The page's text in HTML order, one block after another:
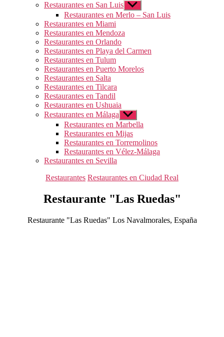
Restaurantes en San Luis Mostrar
el
submenú
Restaurantes en Merlo – San Luis
Restaurantes en Miami
Restaurantes en Mendoza
Restaurantes en Orlando
Restaurantes en Playa del Carmen
Restaurantes en Tulum
Restaurantes en Puerto Morelos
Restaurantes en Salta
Restaurantes en Tilcara
Restaurantes en Tandil
Restaurantes en Ushuaia
Restaurantes en Málaga Mostrar
el
submenú
Restaurantes en Marbella
Restaurantes en Mijas
Restaurantes en Torremolinos
Restaurantes en Vélez-Málaga
Restaurantes en Sevilla
Categorías
Restaurantes Restaurantes en Ciudad Real
Restaurante "Las Ruedas"
Restaurante "Las Ruedas" Los Navalmorales, España